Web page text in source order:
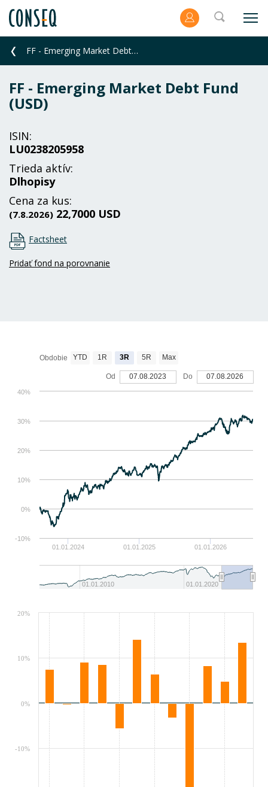
FF - Emerging Market Debt Fund (USD)
FF - Emerging Market Debt Fund
(USD)
ISIN:
LU0238205958
Trieda aktív:
Dlhopisy
Cena za kus:
(7.8.2026) 22,7000 USD
Factsheet
Pridať fond na porovnanie
01.01.2024 01.01.2025 01.01.2026
01.01.2010 01.01.2020
-10%
0%
10%
20%
30%
40%
Obdobie YTD 1R 3R 5R Max
Od 07.08.2023 Do 07.08.2026
-10%
0%
10%
20%